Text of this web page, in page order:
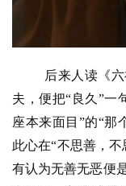
免
明
后来人读《
夫，便把“良久”一
座本来面目”的“那
此心在“不思善，
有认为无善无恶便